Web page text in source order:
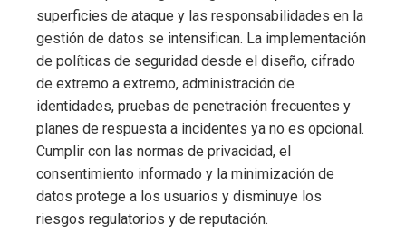
superficies de ataque y las responsabilidades en la
gestión de datos se intensifican. La implementación
de políticas de seguridad desde el diseño, cifrado
de extremo a extremo, administración de
identidades, pruebas de penetración frecuentes y
planes de respuesta a incidentes ya no es opcional.
Cumplir con las normas de privacidad, el
consentimiento informado y la minimización de
datos protege a los usuarios y disminuye los
riesgos regulatorios y de reputación.